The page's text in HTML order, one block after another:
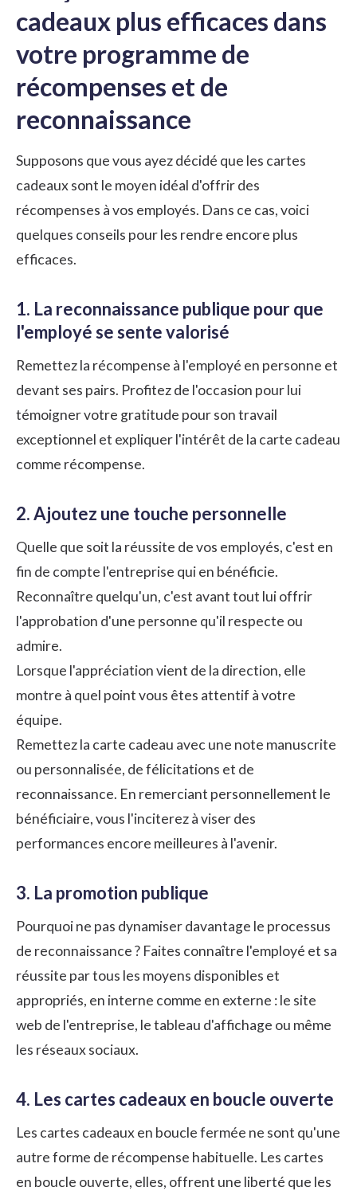
cadeaux plus efficaces dans
votre programme de
récompenses et de
reconnaissance
Supposons que vous ayez décidé que les cartes
cadeaux sont le moyen idéal d'offrir des
récompenses à vos employés. Dans ce cas, voici
quelques conseils pour les rendre encore plus
efficaces.
1. La reconnaissance publique pour que
l'employé se sente valorisé
Remettez la récompense à l'employé en personne et
devant ses pairs. Profitez de l'occasion pour lui
témoigner votre gratitude pour son travail
exceptionnel et expliquer l'intérêt de la carte cadeau
comme récompense.
2. Ajoutez une touche personnelle
Quelle que soit la réussite de vos employés, c'est en
fin de compte l'entreprise qui en bénéficie.
Reconnaître quelqu'un, c'est avant tout lui offrir
l'approbation d'une personne qu'il respecte ou
admire.
Lorsque l'appréciation vient de la direction, elle
montre à quel point vous êtes attentif à votre
équipe.
Remettez la carte cadeau avec une note manuscrite
ou personnalisée, de félicitations et de
reconnaissance. En remerciant personnellement le
bénéficiaire, vous l'inciterez à viser des
performances encore meilleures à l'avenir.
3. La promotion publique
Pourquoi ne pas dynamiser davantage le processus
de reconnaissance ? Faites connaître l'employé et sa
réussite par tous les moyens disponibles et
appropriés, en interne comme en externe : le site
web de l'entreprise, le tableau d'affichage ou même
les réseaux sociaux.
4. Les cartes cadeaux en boucle ouverte
Les cartes cadeaux en boucle fermée ne sont qu'une
autre forme de récompense habituelle. Les cartes
en boucle ouverte, elles, offrent une liberté que les